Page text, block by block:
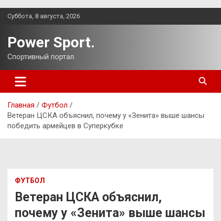
Перейти
Суббота, 8 августа, 2026
Power Sport.
Спортивный портал.
Главная
Футбол
Ветеран ЦСКА объяснил, почему у «Зенита» выше шансы
победить армейцев в Суперкубке
ФУТБОЛ
Ветеран ЦСКА объяснил,
почему у «Зенита» выше шансы